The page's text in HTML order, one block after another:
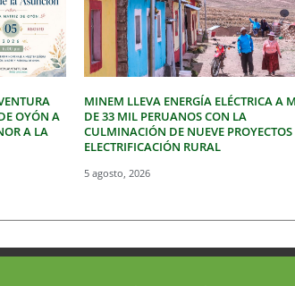
OYÓN A
A LA
MINEM LLEVA ENERGÍA ELÉCTRICA A
DE 33 MIL PERUANOS CON LA
CULMINACIÓN DE NUEVE PROYECTOS
ELECTRIFICACIÓN RURAL
5 agosto, 2026